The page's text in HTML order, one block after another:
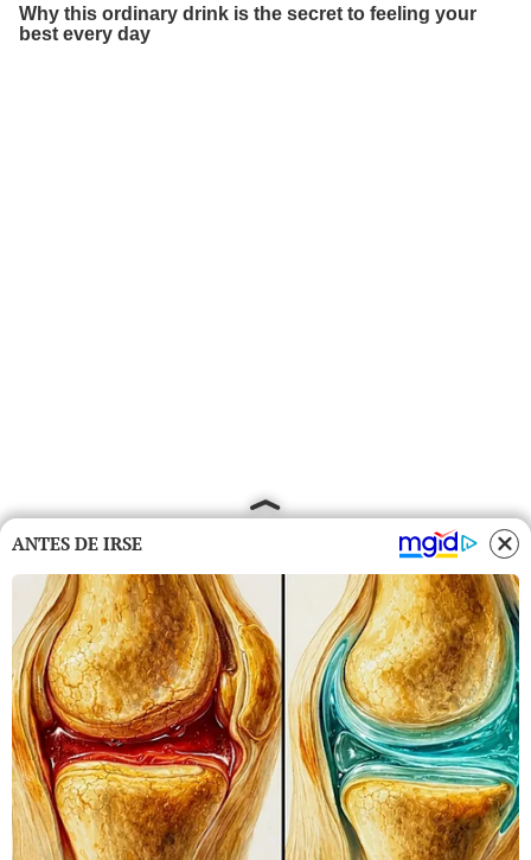
ANTES DE IRSE